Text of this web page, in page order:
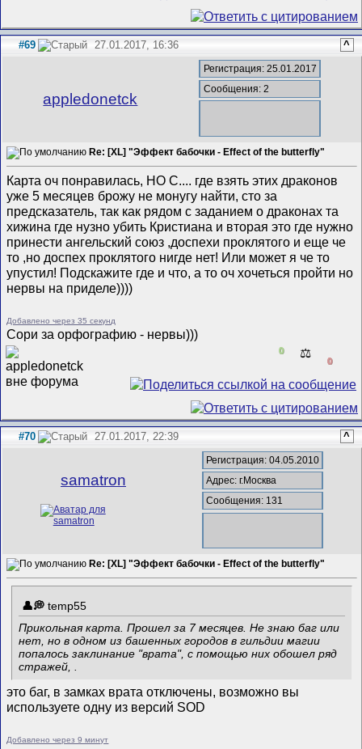
#69 27.01.2017, 16:36 ^
appledonetck
Регистрация: 25.01.2017
Сообщения: 2
Re: [XL] "Эффект бабочки - Effect of the butterfly"
Карта оч понравилась, НО С.... где взять этих драконов
уже 5 месяцев брожу не монугу найти, сто за
предсказатель, так как рядом с заданием о драконах та
хижина где нузно убить Кристиана и вторая это где нужно
принести ангельский союз ,доспехи проклятого и еще че
то ,но доспех проклятого нигде нет! Или может я че то
упустил! Подскажите где и что, а то оч хочеться пройти но
нервы на приделе))))
Добавлено через 35 секунд
Сори за орфографию - нервы)))
0 ⚖️
0
#70 27.01.2017, 22:39 ^
samatron
Регистрация: 04.05.2010
Адрес: г.Москва
Сообщения: 131
Re: [XL] "Эффект бабочки - Effect of the butterfly"
temp55
Прикольная карта. Прошел за 7 месяцев. Не знаю баг или
нет, но в одном из башенных городов в гильдии магии
попалось заклинание "врата", с помощью них обошел ряд
стражей, .
это баг, в замках врата отключены, возможно вы
используете одну из версий SOD
Добавлено через 9 минут